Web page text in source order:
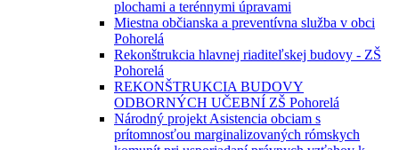
plochami a terénnymi úpravami
Miestna občianska a preventívna služba v obci
Pohorelá
Rekonštrukcia hlavnej riaditeľskej budovy - ZŠ
Pohorelá
REKONŠTRUKCIA BUDOVY
ODBORNÝCH UČEBNÍ ZŠ Pohorelá
Národný projekt Asistencia obciam s
prítomnosťou marginalizovaných rómskych